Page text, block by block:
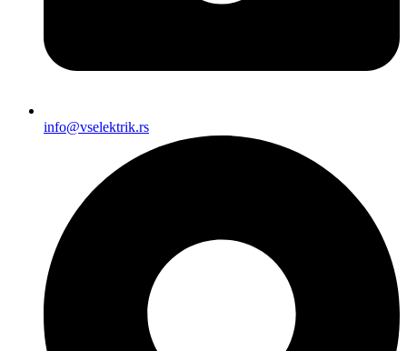
info@vselektrik.rs